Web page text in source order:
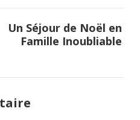
Un Séjour de Noël en
Famille Inoubliable